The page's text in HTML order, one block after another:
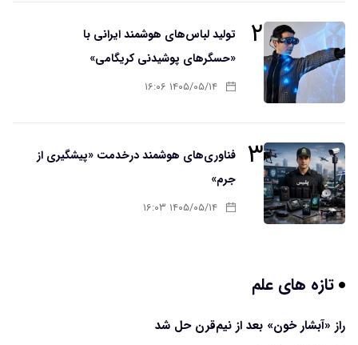
۲
تولید لباس‌های هوشمند ایرانی با
«حسگرهای پوشیدنی کریگامی»
۱۴۰۵/۰۵/۱۴ ۱۶:۰۶
۳
فناوری‌های هوشمند درخدمت «پیشگیری از
جرم»
۱۴۰۵/۰۵/۱۴ ۱۶:۰۳
تازه های علم
راز «آبشار خون» بعد از نیم‌قرن حل شد